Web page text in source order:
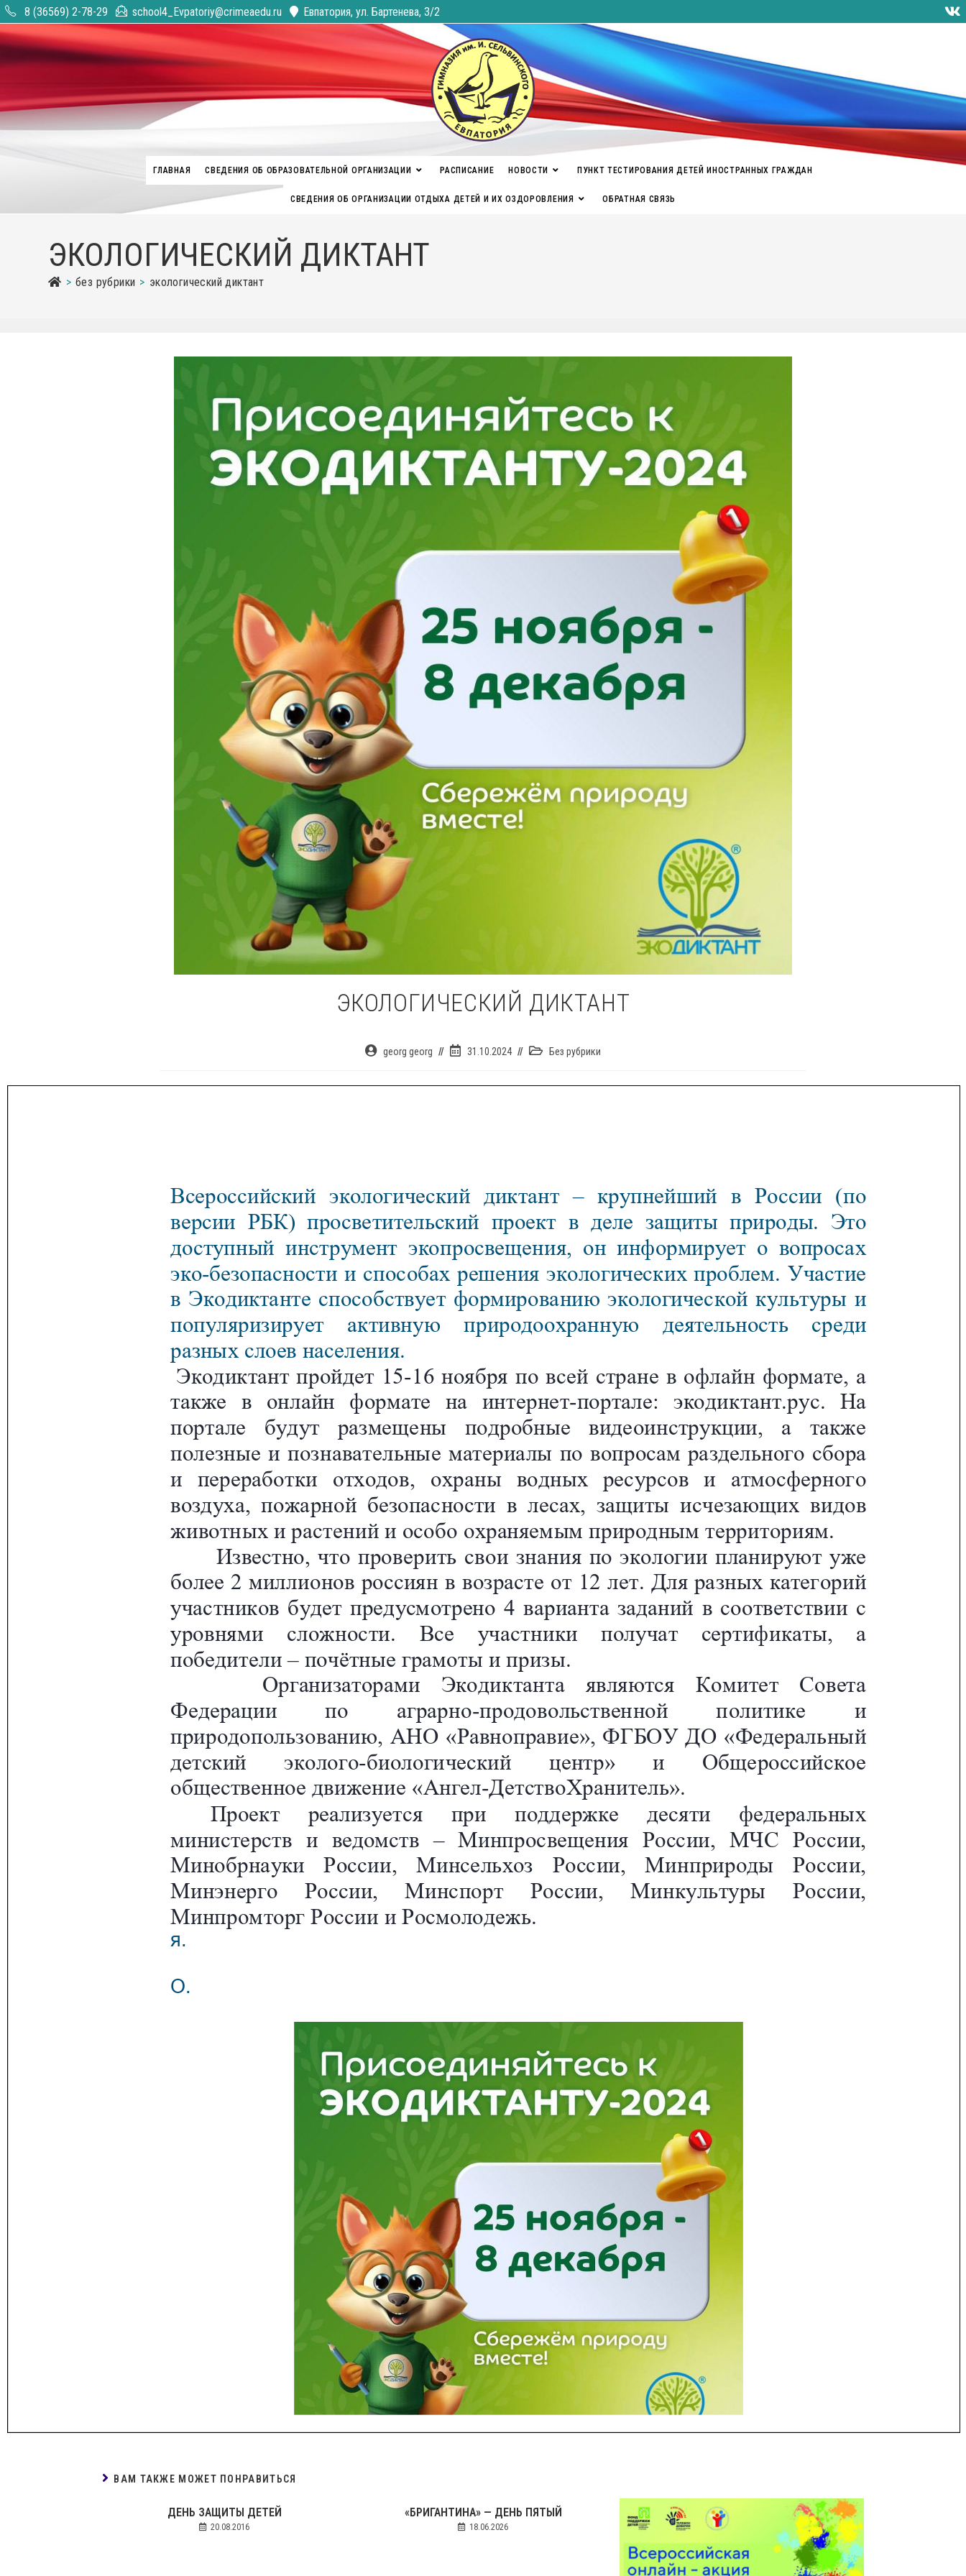
Перейти
содержимому
8 (36569) 2-78-29 school4_Evpatoriy@crimeaedu.ru Евпатория, ул. Бартенева, 3/2
ГЛАВНАЯ СВЕДЕНИЯ ОБ ОБРАЗОВАТЕЛЬНОЙ ОРГАНИЗАЦИИ РАСПИСАНИЕ НОВОСТИ ПУНКТ ТЕСТИРОВАНИЯ ДЕТЕЙ ИНОСТРАННЫХ ГРАЖДАН
СВЕДЕНИЯ ОБ ОРГАНИЗАЦИИ ОТДЫХА ДЕТЕЙ И ИХ ОЗДОРОВЛЕНИЯ ОБРАТНАЯ СВЯЗЬ
ЭКОЛОГИЧЕСКИЙ ДИКТАНТ
> без рубрики > экологический диктант
ЭКОЛОГИЧЕСКИЙ ДИКТАНТ
Авторgeorg georg
Запись31.10.2024
РубрикаБез рубрики
ВАМ ТАКЖЕ МОЖЕТ ПОНРАВИТЬСЯ
ДЕНЬ ЗАЩИТЫ ДЕТЕЙ
20.08.2016
«БРИГАНТИНА» — ДЕНЬ ПЯТЫЙ
18.06.2026